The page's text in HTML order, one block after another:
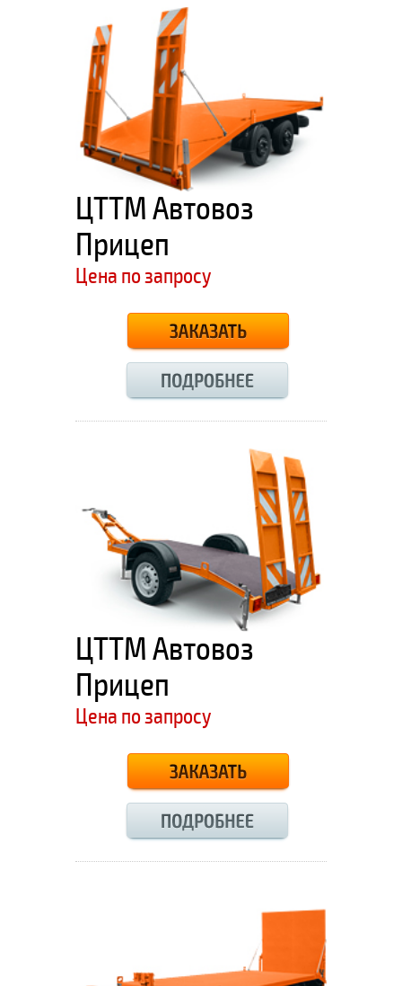
ЦТТМ Автовоз
Прицеп
Цена по запросу
ЦТТМ Автовоз
Прицеп
Цена по запросу